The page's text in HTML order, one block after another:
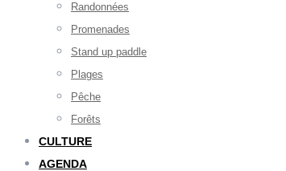
Randonnées
Promenades
Stand up paddle
Plages
Pêche
Forêts
CULTURE
AGENDA